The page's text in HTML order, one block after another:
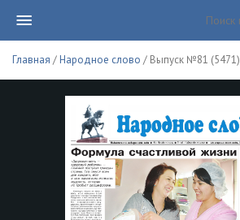
Главная /Народное слово / Выпуск №81 (5471)